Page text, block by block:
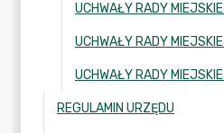
REGULAMIN URZĘDU